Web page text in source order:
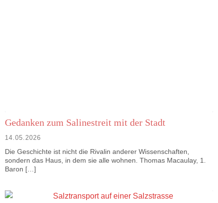
Gedanken zum Salinestreit mit der Stadt
14.05.2026
Die Geschichte ist nicht die Rivalin anderer Wissenschaften,
sondern das Haus, in dem sie alle wohnen. Thomas Macaulay, 1.
Baron […]